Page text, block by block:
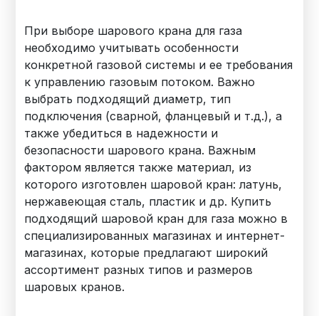
При выборе шарового крана для газа
необходимо учитывать особенности
конкретной газовой системы и ее требования
к управлению газовым потоком. Важно
выбрать подходящий диаметр, тип
подключения (сварной, фланцевый и т.д.), а
также убедиться в надежности и
безопасности шарового крана. Важным
фактором является также материал, из
которого изготовлен шаровой кран: латунь,
нержавеющая сталь, пластик и др. Купить
подходящий шаровой кран для газа можно в
специализированных магазинах и интернет-
магазинах, которые предлагают широкий
ассортимент разных типов и размеров
шаровых кранов.